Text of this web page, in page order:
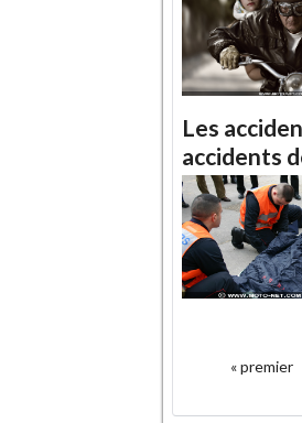
Les
accidents
Pages« premier